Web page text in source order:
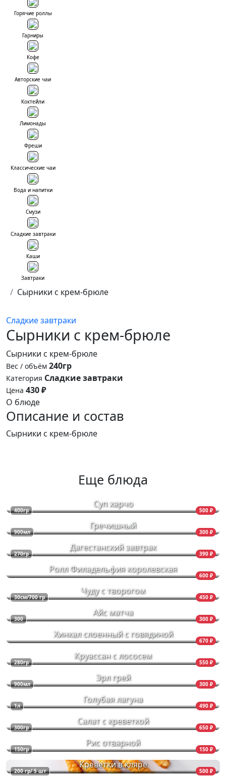
Горячие роллы
Гарниры
Кофе
Авторские чаи
Коктейли
Лимонады
Фреши
Классические чаи
Вода и напитки
Смузи
Сладкие завтраки
Каши
Завтраки
Сырники с крем-брюле
Сладкие завтраки
Сырники с крем-брюле
Сырники с крем-брюле
Вес / объём 240гр
Категория Сладкие завтраки
Цена 430 ₽
О блюде
Описание и состав
Сырники с крем-брюле
Еще блюда
400гр 500 ₽
Суп харчо
900мл 300 ₽
Гречишный
270гр 390 ₽
Дагестанский завтрак
600 ₽
Ролл Филадельфия королевская
30см/700 гр 450 ₽
Чуду с творогом
300 300 ₽
Айс матча
670 ₽
Хинкал слоенный с говядиной
280гр 550 ₽
Круассан с лососем
900мл 300 ₽
Эрл грей
1л 490 ₽
Голубая лагуна
300гр 650 ₽
Салат с креветкой
150гр 150 ₽
Рис отварной
200 гр/ 5 шт 500 ₽
Креветки в кляре